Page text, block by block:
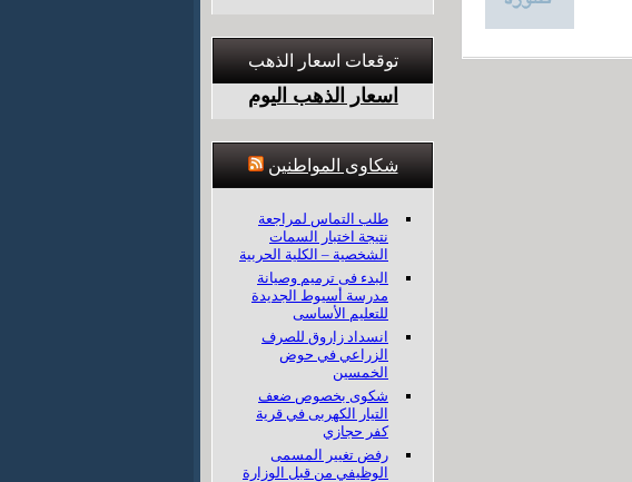
توقعات اسعار الذهب
اسعار الذهب اليوم
شكاوى المواطنين
طلب التماس لمراجعة
نتيجة اختبار السمات
الشخصية – الكلية الحربية
البدء فى ترميم وصيانة
مدرسة أسيوط الجديدة
للتعليم الأساسى
انسداد زاروق للصرف
الزراعي في حوض
الخمسين
شكوى بخصوص ضعف
التيار الكهربى في قرية
كفر حجازي
رفض تغيير المسمى
الوظيفي من قبل الوزارة